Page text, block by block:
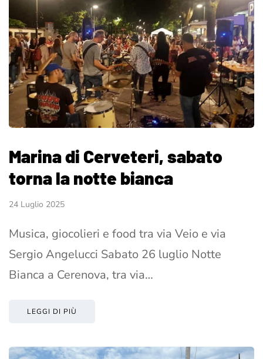
Marina di Cerveteri, sabato
torna la notte bianca
24 Luglio 2025
Musica, giocolieri e food tra via Veio e via
Sergio Angelucci Sabato 26 luglio Notte
Bianca a Cerenova, tra via…
LEGGI DI PIÙ